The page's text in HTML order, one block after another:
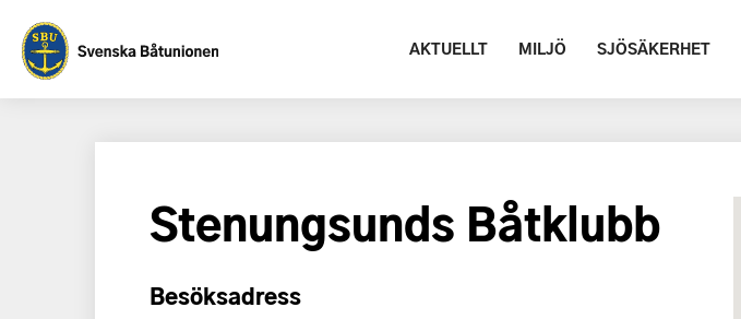
AKTUELLT MILJÖ SJÖSÄKERHET
Stenungsunds Båtklubb
Besöksadress